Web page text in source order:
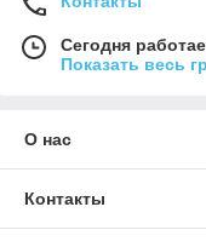
Сегодня
Показать весь
О нас
Контакты